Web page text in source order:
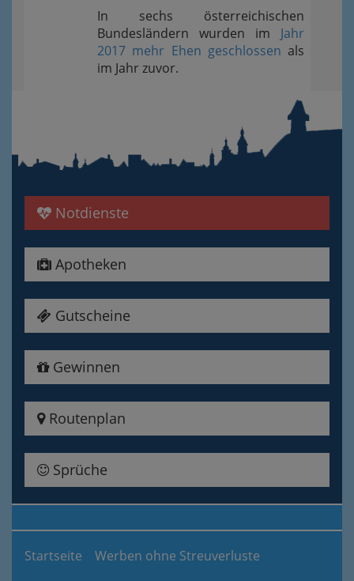
In sechs österreichischen
Bundesländern wurden im Jahr
2017 mehr Ehen geschlossen als
im Jahr zuvor.
Notdienste
Apotheken
Gutscheine
Gewinnen
Routenplan
Sprüche
Startseite Werben ohne Streuverluste